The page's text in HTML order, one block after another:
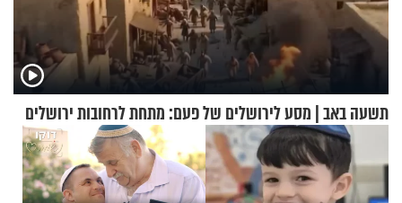
תשעה באב | מסע לירושלים של פעם: מתחת לרחובות ירושלים